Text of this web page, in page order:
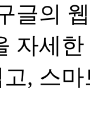
글의
자세
, 스